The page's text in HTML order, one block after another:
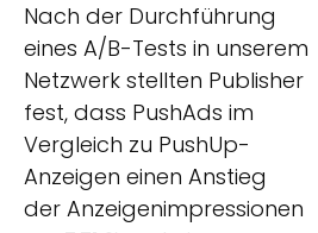
Nach der Durchführung
eines A/B-Tests in unserem
Netzwerk stellten Publisher
fest, dass PushAds im
Vergleich zu PushUp-
Anzeigen einen Anstieg
der Anzeigenimpressionen